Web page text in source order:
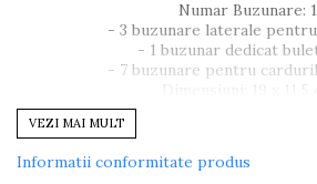
Numar Buzunare:
- 3 buzunare laterale
- 1 buzunar dedicat
- 7 buzunare pentru
VEZI MAI MULT
Informatii conformitate produs